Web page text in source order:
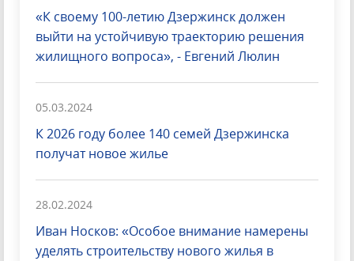
«К своему 100-летию Дзержинск должен
выйти на устойчивую траекторию решения
жилищного вопроса», - Евгений Люлин
05.03.2024
К 2026 году более 140 семей Дзержинска
получат новое жилье
28.02.2024
Иван Носков: «Особое внимание намерены
уделять строительству нового жилья в